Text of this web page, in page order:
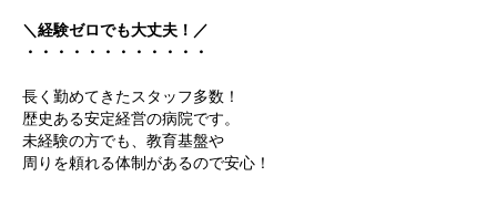
＼経験ゼロでも大丈夫！／
・・・・・・・・・・・・
長く勤めてきたスタッフ多数！
歴史ある安定経営の病院です。
未経験の方でも、教育基盤や
周りを頼れる体制があるので安心！